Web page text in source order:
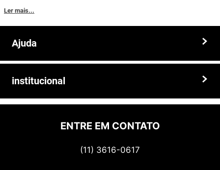
competitivos. Nós também oferecemos um atendimento
personalizado, com equipe de profissionais altamente capacitados
Somos a solução ideal para quem busca peças e acessórios agrícolas
Ler mais...
Ajuda
Prazos e entregas
institucional
Quem somos
Politica de privacidadeENTRE EM CONTATO
(11) 3616-0617